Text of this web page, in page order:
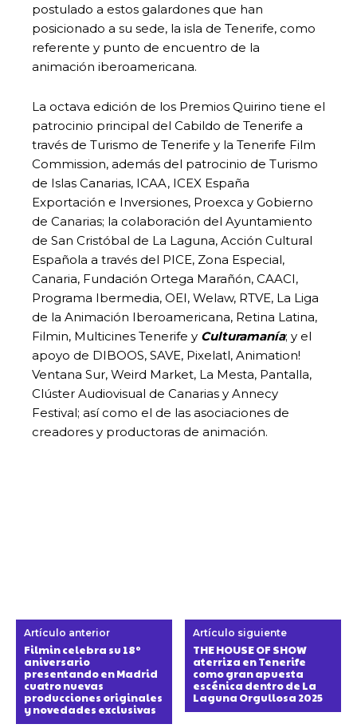
postulado a estos galardones que han
posicionado a su sede, la isla de Tenerife, como
referente y punto de encuentro de la
animación iberoamericana.
La octava edición de los Premios Quirino tiene el
patrocinio principal del Cabildo de Tenerife a
través de Turismo de Tenerife y la Tenerife Film
Commission, además del patrocinio de Turismo
de Islas Canarias, ICAA, ICEX España
Exportación e Inversiones, Proexca y Gobierno
de Canarias; la colaboración del Ayuntamiento
de San Cristóbal de La Laguna, Acción Cultural
Española a través del PICE, Zona Especial,
Canaria, Fundación Ortega Marañón, CAACI,
Programa Ibermedia, OEI, Welaw, RTVE, La Liga
de la Animación Iberoamericana, Retina Latina,
Filmin, Multicines Tenerife y Culturamanía; y el
apoyo de DIBOOS, SAVE, Pixelatl, Animation!
Ventana Sur, Weird Market, La Mesta, Pantalla,
Clúster Audiovisual de Canarias y Annecy
Festival; así como el de las asociaciones de
creadores y productoras de animación.
Artículo anterior
Filmin celebra su 18º
aniversario
presentando en Madrid
cuatro nuevas
producciones originales
y novedades exclusivas
Artículo siguiente
THE HOUSE OF SHOW
aterriza en Tenerife
como gran apuesta
escénica dentro de La
Laguna Orgullosa 2025